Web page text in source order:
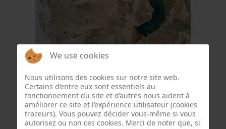
We use cookies
Nous utilisons des cookies sur notre site web.
Certains d’entre eux sont essentiels au
fonctionnement du site et d’autres nous aident à
améliorer ce site et l’expérience utilisateur (cookies
traceurs). Vous pouvez décider vous-même si vous
autorisez ou non ces cookies. Merci de noter que, si